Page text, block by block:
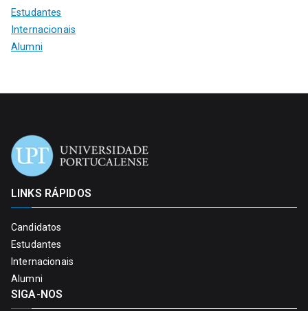
Estudantes
Internacionais
Alumni
LINKS RÁPIDOS
Candidatos
Estudantes
Internacionais
Alumni
SIGA-NOS